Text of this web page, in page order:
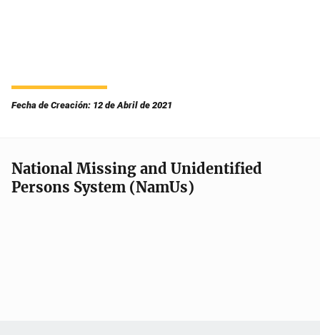
Fecha de Creación: 12 de Abril de 2021
National Missing and Unidentified
Persons System (NamUs)